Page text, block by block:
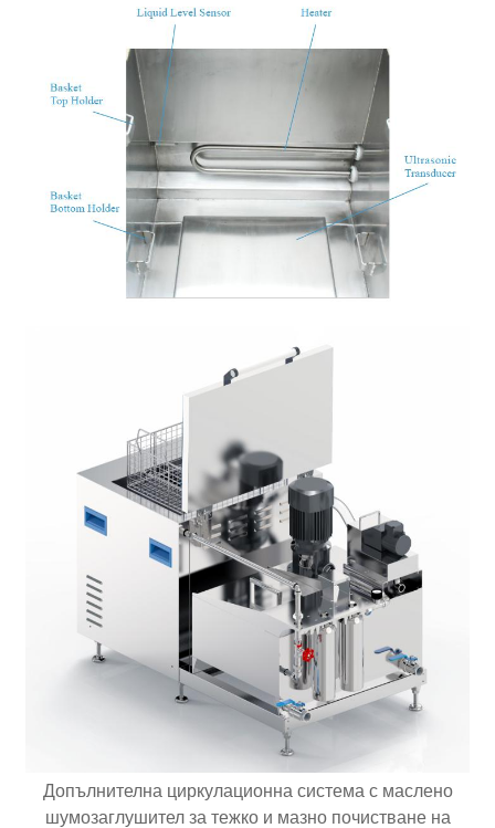
Допълнителна циркулационна система с маслено
шумозаглушител за тежко и мазно почистване на